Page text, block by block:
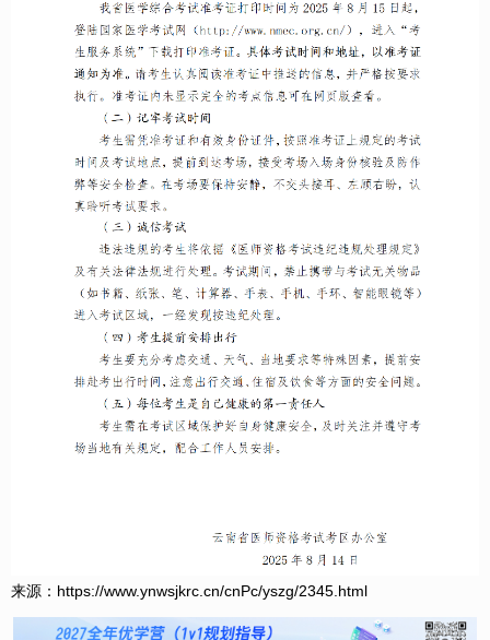
来源：https://www.ynwsjkrc.cn/cnPc/yszg/2345.html